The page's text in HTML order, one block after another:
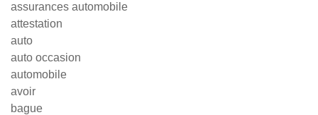
assurances automobile
attestation
auto
auto occasion
automobile
avoir
bague